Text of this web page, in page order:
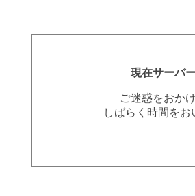
現在サーバ
ご迷惑をおか
しばらく時間を